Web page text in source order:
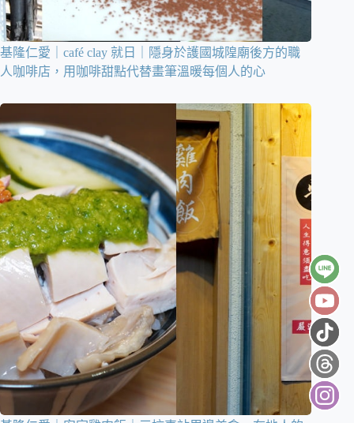
基隆仁愛｜café clay 就日｜隱身於護國城隍廟後方的職
人咖啡店，用咖啡甜點代替畫筆溫暖每個人的心